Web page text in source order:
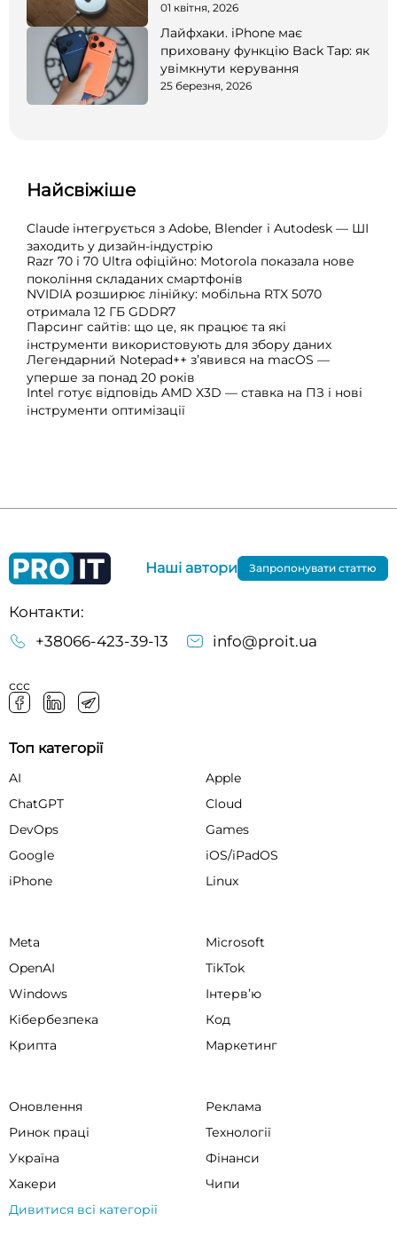
01 квітня, 2026
Лайфхаки. iPhone має
приховану функцію Back Tap: як
увімкнути керування
25 березня, 2026
Найсвіжіше
Claude інтегрується з Adobe, Blender і Autodesk — ШІ
заходить у дизайн-індустрію
Razr 70 і 70 Ultra офіційно: Motorola показала нове
покоління складаних смартфонів
NVIDIA розширює лінійку: мобільна RTX 5070
отримала 12 ГБ GDDR7
Парсинг сайтів: що це, як працює та які
інструменти використовують для збору даних
Легендарний Notepad++ з’явився на macOS —
уперше за понад 20 років
Intel готує відповідь AMD X3D — ставка на ПЗ і нові
інструменти оптимізації
Контакти:
+38066-423-39-13
info@proit.ua
ссс
Наші автори Запропонувати статтю
Топ категорії
AI
Apple
ChatGPT
Cloud
DevOps
Games
Google
iOS/iPadOS
iPhone
Linux
Meta
Microsoft
OpenAI
TikTok
Windows
Інтервʼю
Кібербезпека
Код
Крипта
Маркетинг
Оновлення
Реклама
Ринок праці
Технології
Україна
Фінанси
Хакери
Чипи
Дивитися всі категорії